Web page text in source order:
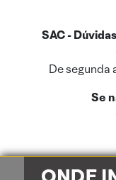
SAC -
De segunda
Se
Este site usa cookies e